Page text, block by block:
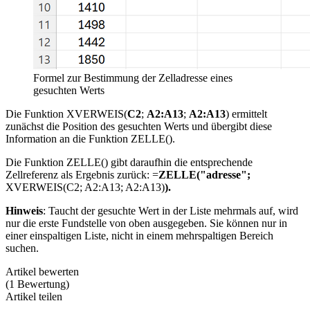
Formel zur Bestimmung der Zelladresse eines
gesuchten Werts
Die Funktion XVERWEIS(C2; A2:A13; A2:A13) ermittelt
zunächst die Position des gesuchten Werts und übergibt diese
Information an die Funktion ZELLE().
Die Funktion ZELLE() gibt daraufhin die entsprechende
Zellreferenz als Ergebnis zurück: =ZELLE("adresse";
XVERWEIS(C2; A2:A13; A2:A13)).
Hinweis: Taucht der gesuchte Wert in der Liste mehrmals auf, wird
nur die erste Fundstelle von oben ausgegeben. Sie können nur in
einer einspaltigen Liste, nicht in einem mehrspaltigen Bereich
suchen.
Artikel bewerten
(1 Bewertung)
Artikel teilen